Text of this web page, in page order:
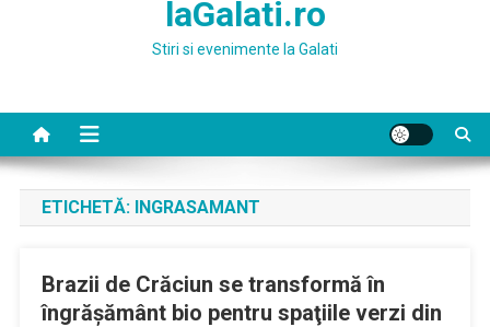
laGalati.ro
Stiri si evenimente la Galati
ETICHETĂ: INGRASAMANT
Brazii de Crăciun se transformă în
îngrăşământ bio pentru spaţiile verzi din